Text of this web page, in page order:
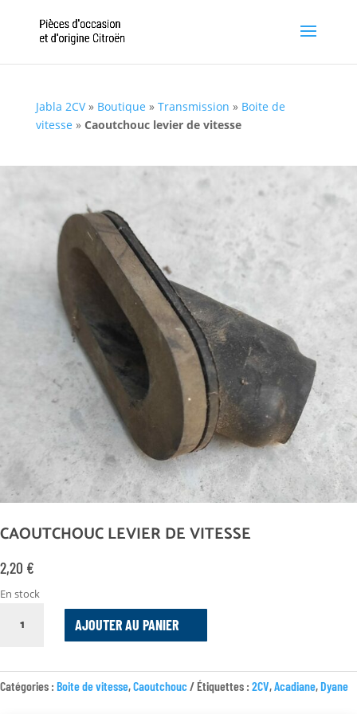
Jabla 2CV» Boutique » Transmission » Boite de
vitesse » Caoutchouc levier de vitesse
CAOUTCHOUC LEVIER DE VITESSE
2,20 €
En stock
DE
AJOUTER AU PANIER
Catégories : Boite de vitesse,Caoutchouc Étiquettes : 2CV,Acadiane,Dyane